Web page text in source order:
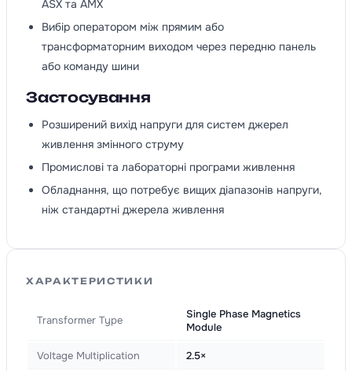
ASX та AMX
Вибір оператором між прямим або
трансформаторним виходом через передню панель
або команду шини
Застосування
Розширений вихід напруги для систем джерел
живлення змінного струму
Промислові та лабораторні програми живлення
Обладнання, що потребує вищих діапазонів напруги,
ніж стандартні джерела живлення
ХАРАКТЕРИСТИКИ
Transformer Type
Single Phase Magnetics
Module
Voltage Multiplication 2.5×